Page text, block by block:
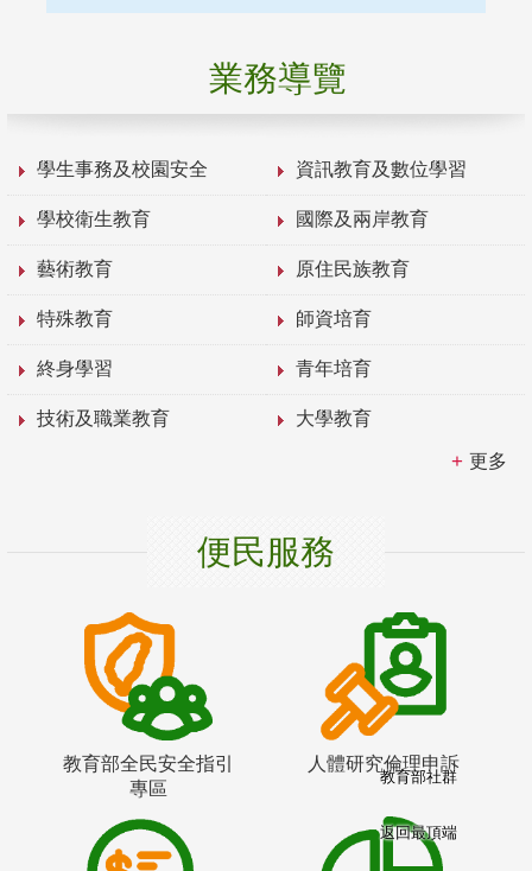
業務導覽
學生事務及校園安全 資訊教育及數位學習
學校衛生教育 國際及兩岸教育
藝術教育 原住民族教育
特殊教育 師資培育
終身學習 青年培育
技術及職業教育 大學教育
更多
便民服務
教育部全民安全指引
專區
人體研究倫理申訴
教育部社群
返回最頂端